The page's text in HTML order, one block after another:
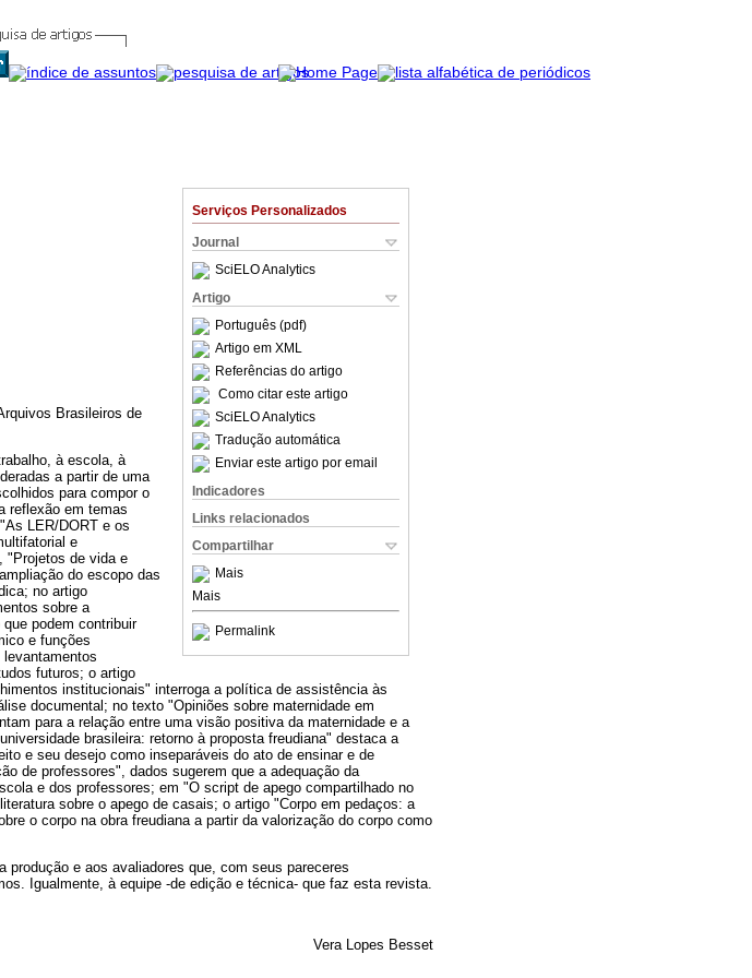
Serviços Personalizados
Journal
SciELO Analytics
Artigo
Português (pdf)
Artigo em XML
Referências do artigo
Como citar este artigo
SciELO Analytics
Tradução automática
Enviar este artigo por email
Indicadores
Links relacionados
Compartilhar
Mais
Mais
Permalink
Brasileiros de
à escola, à
a partir de uma
para compor o
reflexão em temas
LER/DORT e os
e
"Projetos de vida e
do escopo das
no artigo
sobre a
podem contribuir
e funções
futuros; o artigo
institucionais" interroga a política de assistência às
documental; no texto "Opiniões sobre maternidade em
para a relação entre uma visão positiva da maternidade e a
brasileira: retorno à proposta freudiana" destaca a
e seu desejo como inseparáveis do ato de ensinar e de
de professores", dados sugerem que a adequação da
e dos professores; em "O script de apego compartilhado no
sobre o apego de casais; o artigo "Corpo em pedaços: a
o corpo na obra freudiana a partir da valorização do corpo como
produção e aos avaliadores que, com seus pareceres
Igualmente, à equipe -de edição e técnica- que faz esta revista.
Vera Lopes Besset